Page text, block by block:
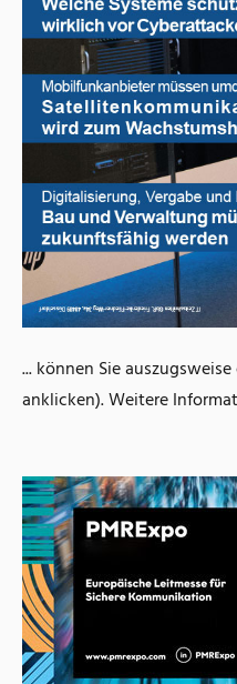
... können Sie
anklicken). Weitere